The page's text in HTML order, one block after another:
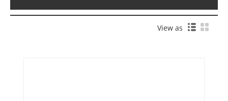
View as